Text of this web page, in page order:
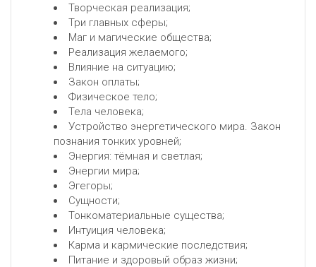
Творческая реализация;
Три главных сферы;
Маг и магические общества;
Реализация желаемого;
Влияние на ситуацию;
Закон оплаты;
Физическое тело;
Тела человека;
Устройство энергетического мира. Закон
познания тонких уровней;
Энергия: тёмная и светлая;
Энергии мира;
Эгегоры;
Сущности;
Тонкоматериальные существа;
Интуиция человека;
Карма и кармические последствия;
Питание и здоровый образ жизни;